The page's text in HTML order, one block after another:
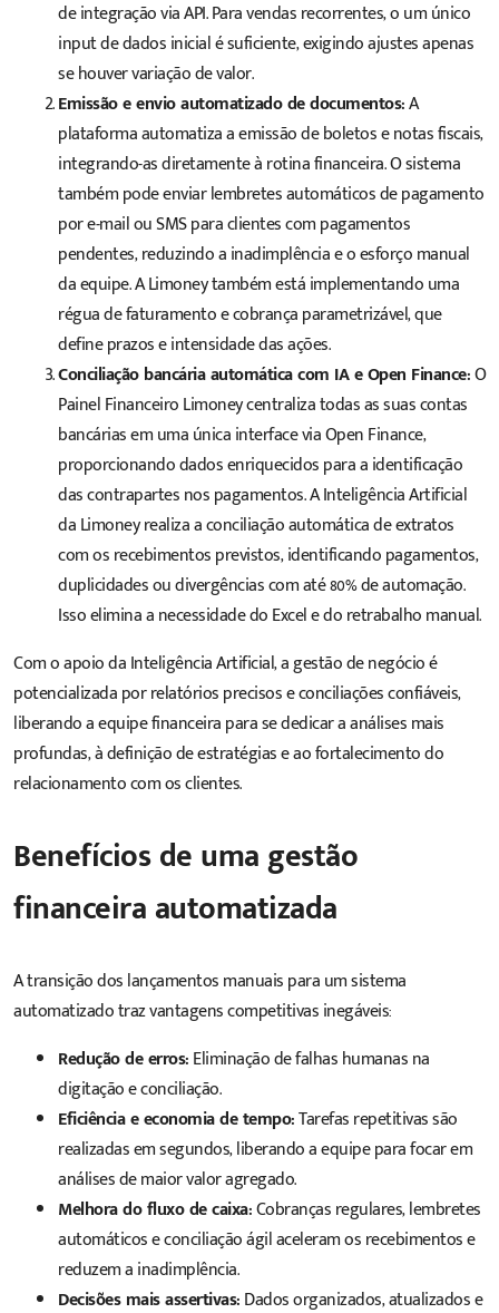
de integração via API. Para vendas recorrentes, o um único
input de dados inicial é suficiente, exigindo ajustes apenas
se houver variação de valor.
Emissão e envio automatizado de documentos:A
plataforma automatiza a emissão de boletos e notas fiscais,
integrando-as diretamente à rotina financeira. O sistema
também pode enviar lembretes automáticos de pagamento
por e-mail ou SMS para clientes com pagamentos
pendentes, reduzindo a inadimplência e o esforço manual
da equipe. A Limoney também está implementando uma
régua de faturamento e cobrança parametrizável, que
define prazos e intensidade das ações.
Conciliação bancária automática com IA e Open Finance:O
Painel Financeiro Limoney centraliza todas as suas contas
bancárias em uma única interface via Open Finance,
proporcionando dados enriquecidos para a identificação
das contrapartes nos pagamentos. A Inteligência Artificial
da Limoney realiza a conciliação automática de extratos
com os recebimentos previstos, identificando pagamentos,
duplicidades ou divergências com até 80% de automação.
Isso elimina a necessidade do Excel e do retrabalho manual.
Com o apoio da Inteligência Artificial, a gestão de negócio é
potencializada por relatórios precisos e conciliações confiáveis,
liberando a equipe financeira para se dedicar a análises mais
profundas, à definição de estratégias e ao fortalecimento do
relacionamento com os clientes.
Benefícios de uma gestão
financeira automatizada
A transição dos lançamentos manuais para um sistema
automatizado traz vantagens competitivas inegáveis:
Redução de erros:Eliminação de falhas humanas na
digitação e conciliação.
Eficiência e economia de tempo:Tarefas repetitivas são
realizadas em segundos, liberando a equipe para focar em
análises de maior valor agregado.
Melhora do fluxo de caixa:Cobranças regulares, lembretes
automáticos e conciliação ágil aceleram os recebimentos e
reduzem a inadimplência.
Decisões mais assertivas:Dados organizados, atualizados e